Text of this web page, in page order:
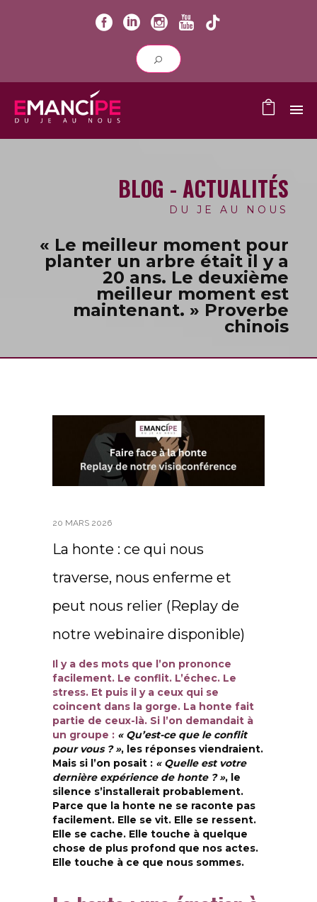
BLOG - ACTUALITÉS
DU JE AU NOUS
« Le meilleur moment pour
planter un arbre était il y a
20 ans. Le deuxième
meilleur moment est
maintenant. » Proverbe
chinois
20 MARS 2026
La honte : ce qui nous
traverse, nous enferme et
peut nous relier (Replay de
notre webinaire disponible)
Il y a des mots que l’on prononce
facilement. Le conflit. L’échec. Le
stress. Et puis il y a ceux qui se
coincent dans la gorge. La honte fait
partie de ceux-là. Si l’on demandait à
un groupe : « Qu’est-ce que le conflit
pour vous ? », les réponses viendraient.
Mais si l’on posait : « Quelle est votre
dernière expérience de honte ? », le
silence s’installerait probablement.
Parce que la honte ne se raconte pas
facilement. Elle se vit. Elle se ressent.
Elle se cache. Elle touche à quelque
chose de plus profond que nos actes.
Elle touche à ce que nous sommes.